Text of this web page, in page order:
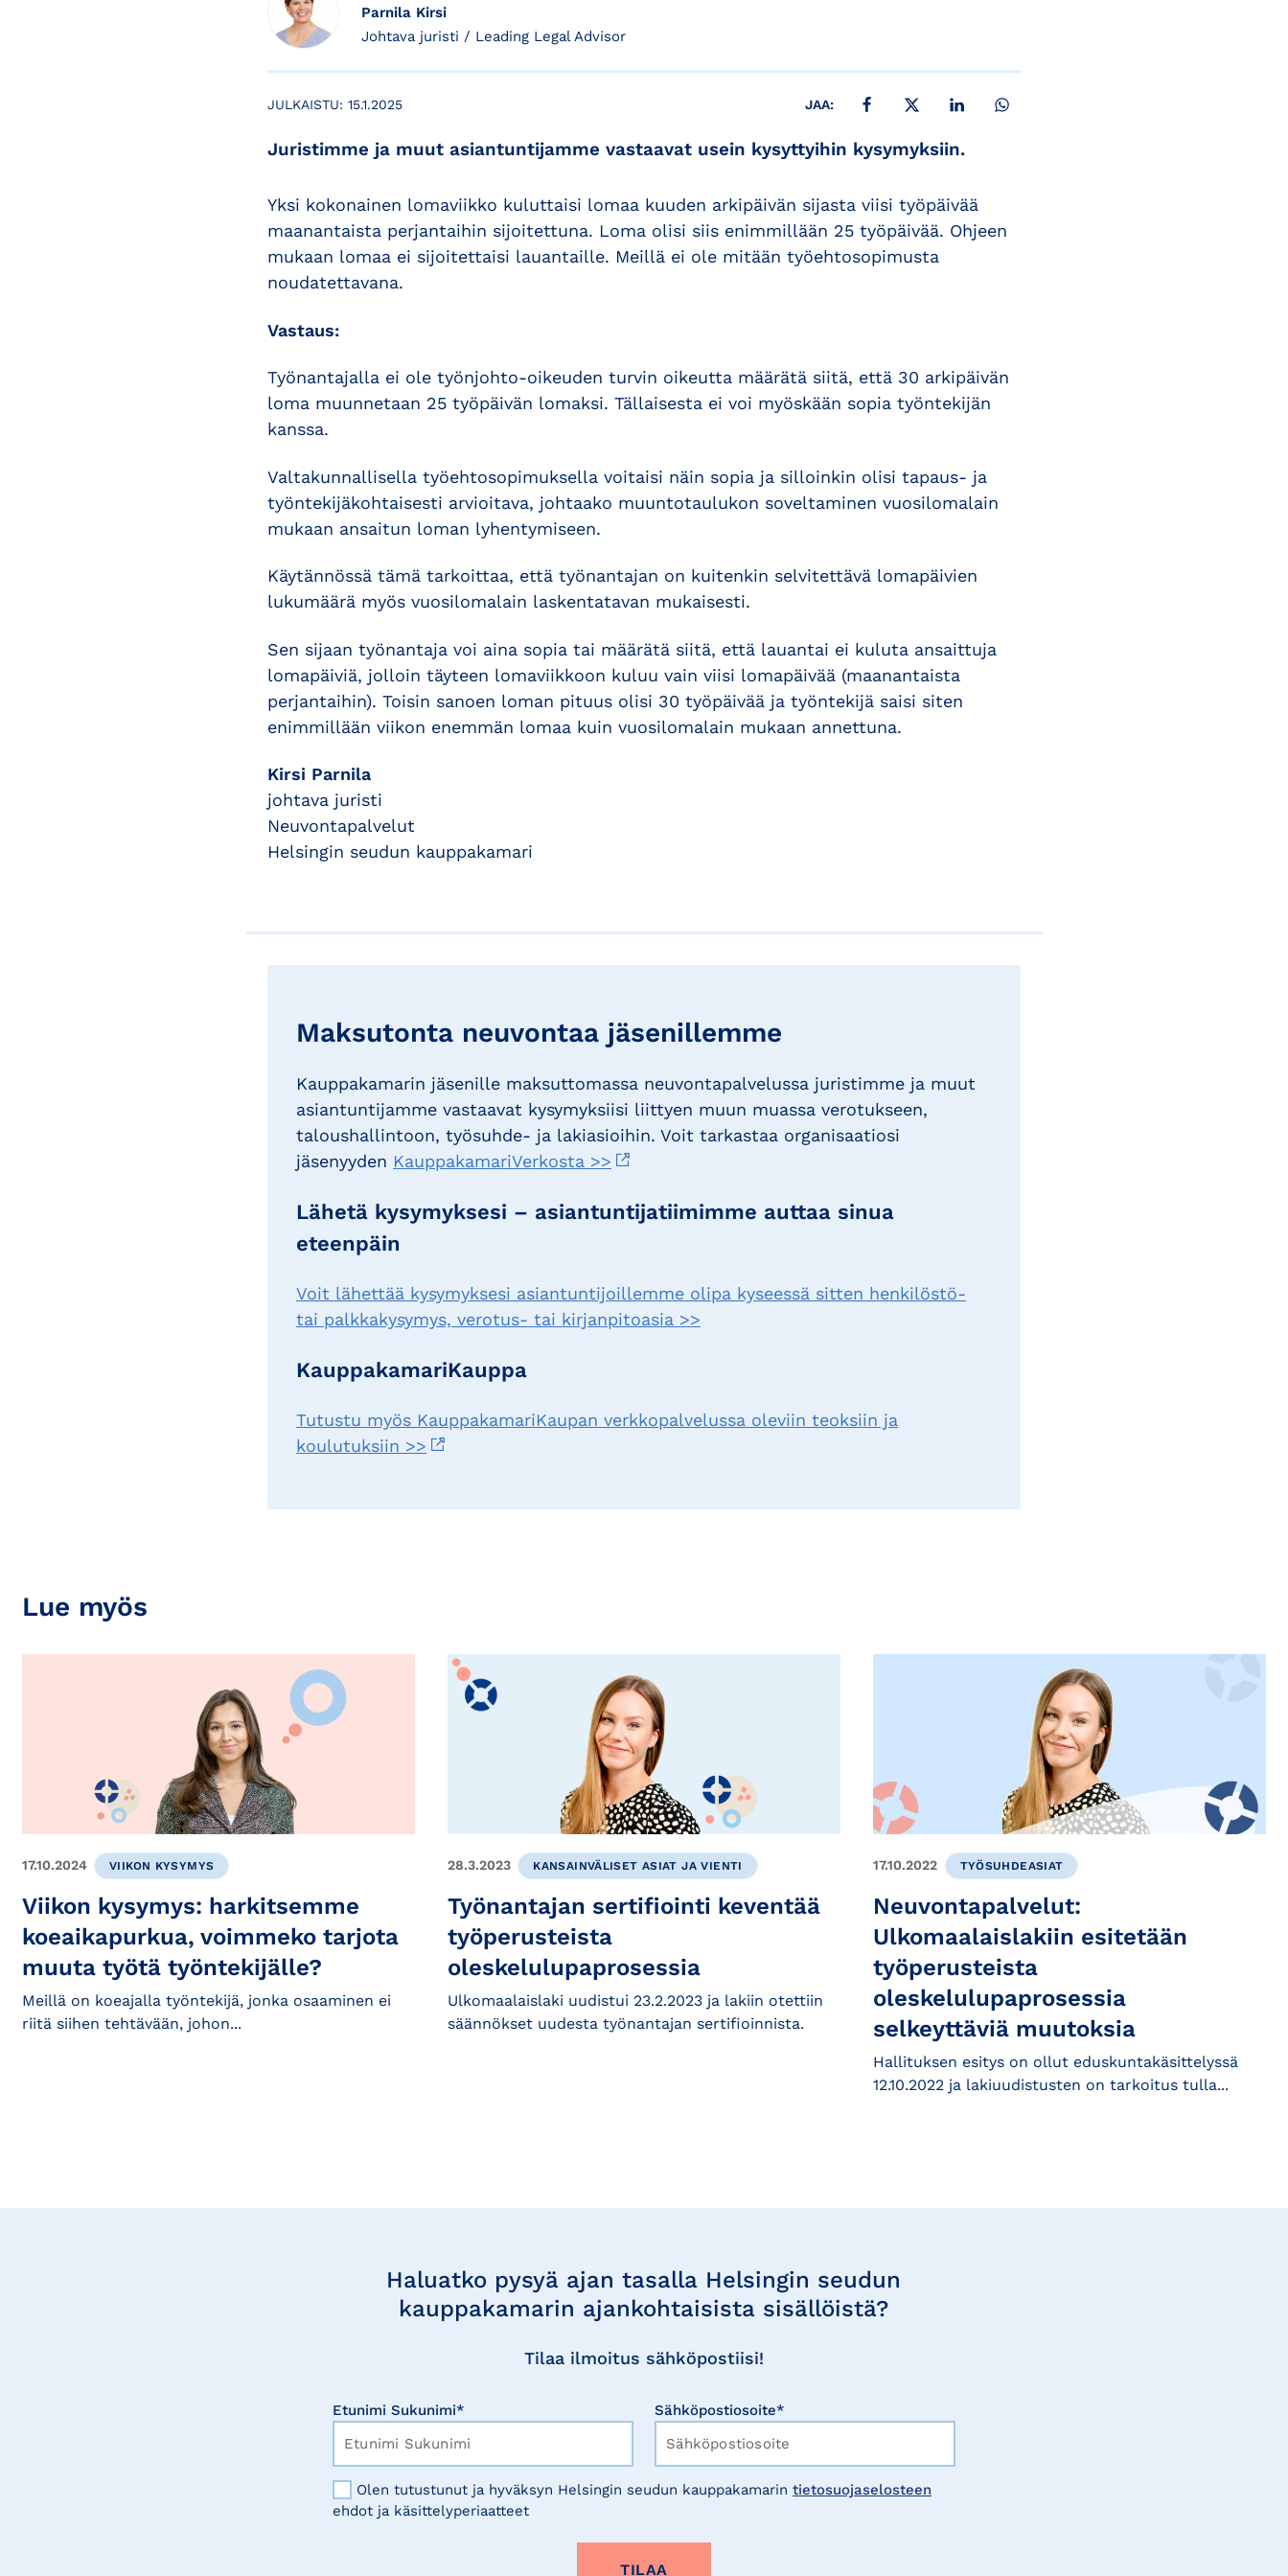
Parnila Kirsi
Johtava juristi / Leading Legal Advisor
JULKAISTU: 15.1.2025 JAA: JAA FACEBOOKISSA
JAA X:SSÄ JAA LINKEDINISSÄ
Juristimme ja muut asiantuntijamme vastaavat usein kysyttyihin kysymyksiin.
Yksi kokonainen lomaviikko kuluttaisi lomaa kuuden arkipäivän sijasta viisi työpäivää
maanantaista perjantaihin sijoitettuna. Loma olisi siis enimmillään 25 työpäivää. Ohjeen
mukaan lomaa ei sijoitettaisi lauantaille. Meillä ei ole mitään työehtosopimusta
noudatettavana.
Vastaus:
Työnantajalla ei ole työnjohto-oikeuden turvin oikeutta määrätä siitä, että 30 arkipäivän
loma muunnetaan 25 työpäivän lomaksi. Tällaisesta ei voi myöskään sopia työntekijän
kanssa.
Valtakunnallisella työehtosopimuksella voitaisi näin sopia ja silloinkin olisi tapaus- ja
työntekijäkohtaisesti arvioitava, johtaako muuntotaulukon soveltaminen vuosilomalain
mukaan ansaitun loman lyhentymiseen.
Käytännössä tämä tarkoittaa, että työnantajan on kuitenkin selvitettävä lomapäivien
lukumäärä myös vuosilomalain laskentatavan mukaisesti.
Sen sijaan työnantaja voi aina sopia tai määrätä siitä, että lauantai ei kuluta ansaittuja
lomapäiviä, jolloin täyteen lomaviikkoon kuluu vain viisi lomapäivää (maanantaista
perjantaihin). Toisin sanoen loman pituus olisi 30 työpäivää ja työntekijä saisi siten
enimmillään viikon enemmän lomaa kuin vuosilomalain mukaan annettuna.
Kirsi Parnila
johtava juristi
Neuvontapalvelut
Helsingin seudun kauppakamari
Maksutonta neuvontaa jäsenillemme
Kauppakamarin jäsenille maksuttomassa neuvontapalvelussa juristimme ja muut
asiantuntijamme vastaavat kysymyksiisi liittyen muun muassa verotukseen,
taloushallintoon, työsuhde- ja lakiasioihin. Voit tarkastaa organisaatiosi
jäsenyyden KauppakamariVerkosta >>
Lähetä kysymyksesi – asiantuntijatiimimme auttaa sinua
eteenpäin
Voit lähettää kysymyksesi asiantuntijoillemme olipa kyseessä sitten henkilöstö-
tai palkkakysymys, verotus- tai kirjanpitoasia >>
KauppakamariKauppa
Tutustu myös KauppakamariKaupan verkkopalvelussa oleviin teoksiin ja
koulutuksiin >>
Lue myös
17.10.2024 VIIKON KYSYMYS
Viikon kysymys: harkitsemme
koeaikapurkua, voimmeko tarjota
muuta työtä työntekijälle?
Meillä on koeajalla työntekijä, jonka osaaminen ei
riitä siihen tehtävään, johon...
28.3.2023 KANSAINVÄLISET ASIAT JA VIENTI
Työnantajan sertifiointi keventää
työperusteista
oleskelulupaprosessia
Ulkomaalaislaki uudistui 23.2.2023 ja lakiin otettiin
säännökset uudesta työnantajan sertifioinnista.
17.10.2022 TYÖSUHDEASIAT
Neuvontapalvelut:
Ulkomaalaislakiin esitetään
työperusteista
oleskelulupaprosessia
selkeyttäviä muutoksia
Hallituksen esitys on ollut eduskuntakäsittelyssä
12.10.2022 ja lakiuudistusten on tarkoitus tulla...
Haluatko pysyä ajan tasalla Helsingin seudun
kauppakamarin ajankohtaisista sisällöistä?
Tilaa ilmoitus sähköpostiisi!
Etunimi Sukunimi* Sähköpostiosoite*
Olen tutustunut ja hyväksyn Helsingin seudun kauppakamarin tietosuojaselosteen
ehdot ja käsittelyperiaatteet